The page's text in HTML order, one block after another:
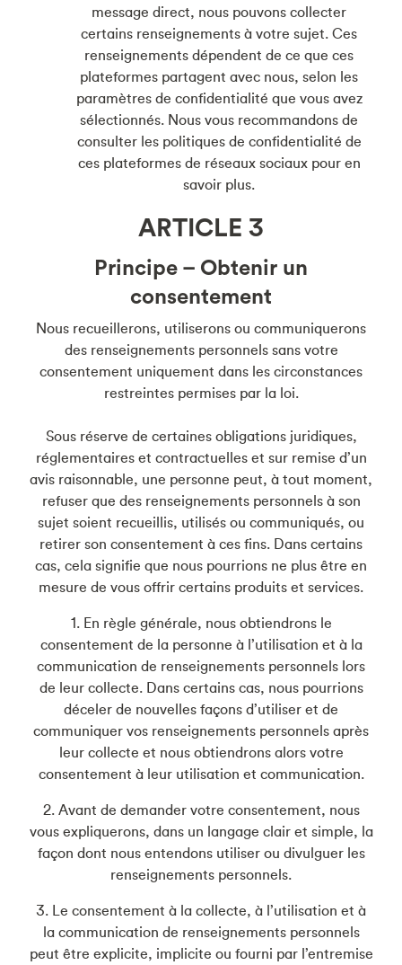
message direct, nous pouvons collecter
certains renseignements à votre sujet. Ces
renseignements dépendent de ce que ces
plateformes partagent avec nous, selon les
paramètres de confidentialité que vous avez
sélectionnés. Nous vous recommandons de
consulter les politiques de confidentialité de
ces plateformes de réseaux sociaux pour en
savoir plus.
ARTICLE 3
Principe – Obtenir un
consentement
Nous recueillerons, utiliserons ou communiquerons
des renseignements personnels sans votre
consentement uniquement dans les circonstances
restreintes permises par la loi.
Sous réserve de certaines obligations juridiques,
réglementaires et contractuelles et sur remise d’un
avis raisonnable, une personne peut, à tout moment,
refuser que des renseignements personnels à son
sujet soient recueillis, utilisés ou communiqués, ou
retirer son consentement à ces fins. Dans certains
cas, cela signifie que nous pourrions ne plus être en
mesure de vous offrir certains produits et services.
1. En règle générale, nous obtiendrons le
consentement de la personne à l’utilisation et à la
communication de renseignements personnels lors
de leur collecte. Dans certains cas, nous pourrions
déceler de nouvelles façons d’utiliser et de
communiquer vos renseignements personnels après
leur collecte et nous obtiendrons alors votre
consentement à leur utilisation et communication.
2. Avant de demander votre consentement, nous
vous expliquerons, dans un langage clair et simple, la
façon dont nous entendons utiliser ou divulguer les
renseignements personnels.
3. Le consentement à la collecte, à l’utilisation et à
la communication de renseignements personnels
peut être explicite, implicite ou fourni par l’entremise